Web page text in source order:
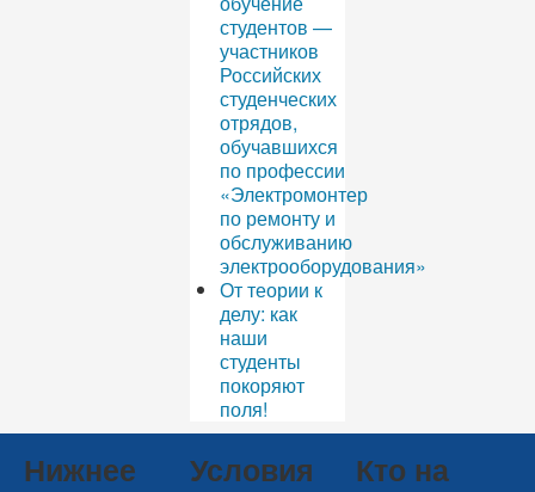
студентов —
участников
Российских
студенческих
отрядов,
обучавшихся
по профессии
«Электромонтер
по ремонту и
обслуживанию
электрооборудования»
От теории к
делу: как
наши
студенты
покоряют
поля!
Нижнее
Условия
Кто на